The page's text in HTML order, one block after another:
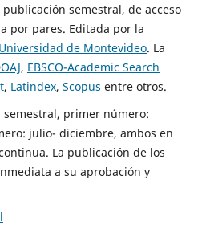
publicación semestral, de acceso
por pares. Editada por la
Universidad de Montevideo. La
, EBSCO-Academic Search
, Latindex, Scopus entre otros.
semestral, primer número:
julio- diciembre, ambos en
La publicación de los
a su aprobación y